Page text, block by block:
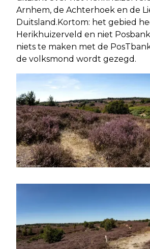
Arnhem, de Achterhoek en de
Duitsland.Kortom: het gebied
Herikhuizerveld en niet
niets te maken met de
de volksmond wordt gezegd.